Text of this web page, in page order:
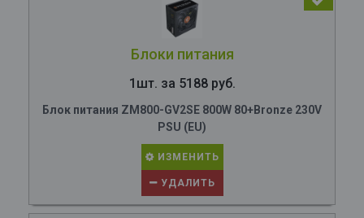
Блоки питания
1шт. за 5188 руб.
Блок питания ZM800-GV2SE 800W 80+Bronze 230V
PSU (EU)
ИЗМЕНИТЬ
УДАЛИТЬ